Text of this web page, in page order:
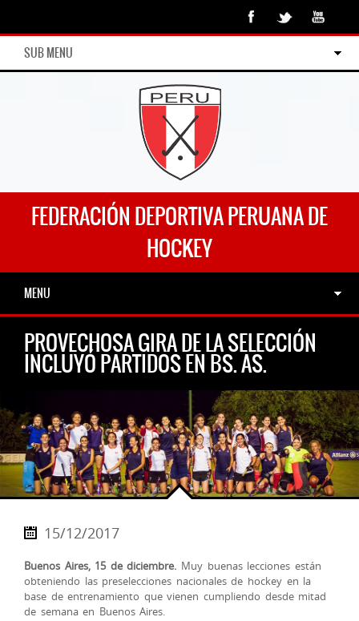
SUB MENU
FEDERACIÓN DEPORTIVA PERUANA DE
HOCKEY
MENU
PROVECHOSA GIRA DE LA SELECCIÓN
INCLUYÓ PARTIDOS EN BS. AS.
15/12/2017
Buenos Aires, 15 de diciembre. Muy buenas lecciones están
obteniendo las preselecciones nacionales de hockey en la
base de entrenamiento que vienen cumpliendo desde mitad
de semana en Buenos Aires.